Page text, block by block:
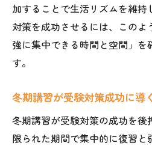
受験対策で苦手科目
冬期講習で苦手意識
受験対策に強い冬期
個別授業型冬期講習で
合格力を養う冬の学習戦
受験対策に有効な冬
加することで生活リズムを維
対策を成功させるには、この
強に集中できる時間と空間」を
す。
冬期講習が受験対策成功に導
冬期講習が受験対策の成功を後
限られた期間で集中的に復習